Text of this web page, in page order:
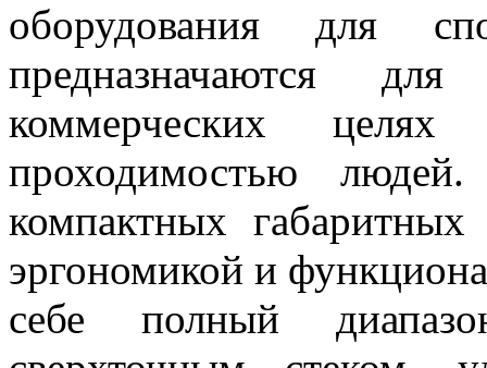
оборудования для
предназначаются
коммерческих
проходимостью
компактных
эргономикой и
себе полный